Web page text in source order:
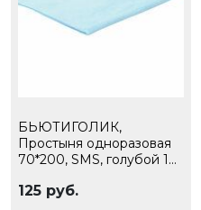
БЬЮТИГОЛИК,
Простыня одноразовая
70*200, SMS, голубой 10
125 руб.